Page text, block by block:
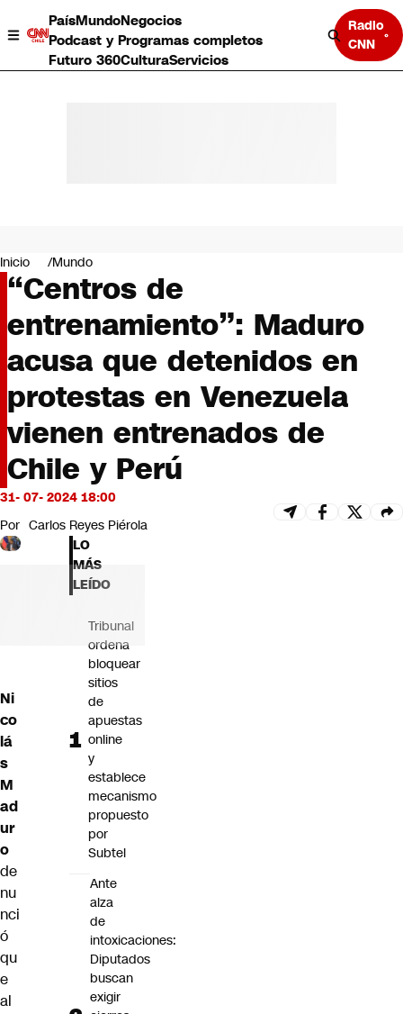
PaísMundoNegocios
Podcast y Programas completos
Futuro 360CulturaServicios
Radio
CNN
Negocios
Deportes
Programas completos
Cultura
Servicios
Bits
CNN tiempo
Futuro 360
Opinión
Inicio Mundo
“Centros de
entrenamiento”: Maduro
acusa que detenidos en
protestas en Venezuela
vienen entrenados de
Chile y Perú
31- 07- 2024 18:00
Por Carlos Reyes Piérola
Ni
co
lá
s
M
ad
ur
o
de
nu
nci
ó
qu
e
al
LO
MÁS
LEÍDO
Tribunal
ordena
bloquear
sitios
de
apuestas
online
y
establece
mecanismo
propuesto
por
Subtel
Ante
alza
de
intoxicaciones:
Diputados
buscan
exigir